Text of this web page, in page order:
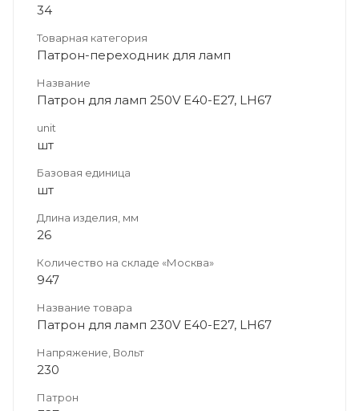
34
Товарная категория
Патрон-переходник для ламп
Название
Патрон для ламп 250V Е40-Е27, LH67
unit
шт
Базовая единица
шт
Длина изделия, мм
26
Количество на складе «Москва»
947
Название товара
Патрон для ламп 230V Е40-Е27, LH67
Напряжение, Вольт
230
Патрон